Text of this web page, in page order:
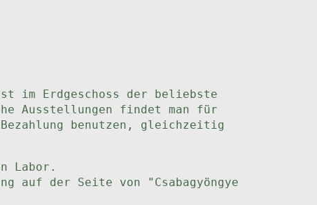
im Erdgeschoss der beliebste
Ausstellungen findet man für
benutzen, gleichzeitig
Labor.
auf der Seite von "Csabagyöngye